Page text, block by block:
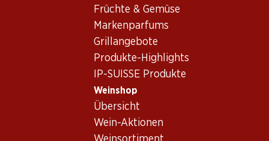
Früchte & Gemüse
Markenparfums
Grillangebote
Produkte-Highlights
IP-SUISSE Produkte
Weinshop
Übersicht
Wein-Aktionen
Vorderseite Rückseite